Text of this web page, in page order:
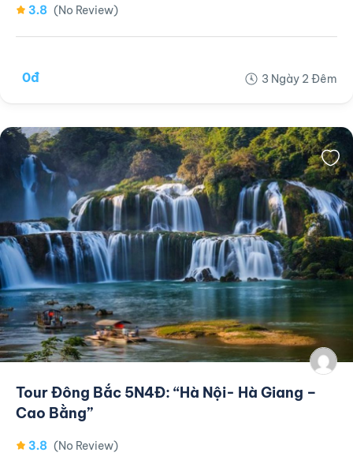
3.8 (No Review)
0đ 3 Ngày 2 Đêm
Tour Đông Bắc 5N4Đ: “Hà Nội- Hà Giang –
Cao Bằng”
3.8 (No Review)